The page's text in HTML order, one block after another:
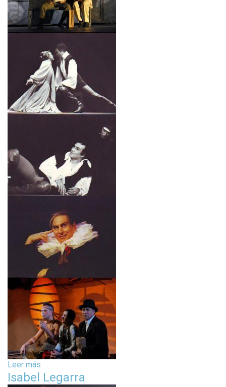
Leer más
o
Isabel Legarra